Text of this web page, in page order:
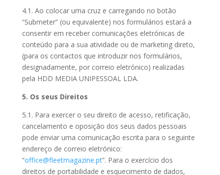
4.1. Ao colocar uma cruz e carregando no botão
“Submeter” (ou equivalente) nos formulários estará a
consentir em receber comunicações eletrónicas de
conteúdo para a sua atividade ou de marketing direto,
(para os contactos que introduzir nos formulários,
designadamente, por correio eletrónico) realizadas
pela HDD MEDIA UNIPESSOAL LDA.
5. Os seus Direitos
5.1. Para exercer o seu direito de acesso, retificação,
cancelamento e oposição dos seus dados pessoais
pode enviar uma comunicação escrita para o seguinte
endereço de correio eletrónico:
“office@fleetmagazine.pt”. Para o exercício dos
direitos de portabilidade e esquecimento de dados,